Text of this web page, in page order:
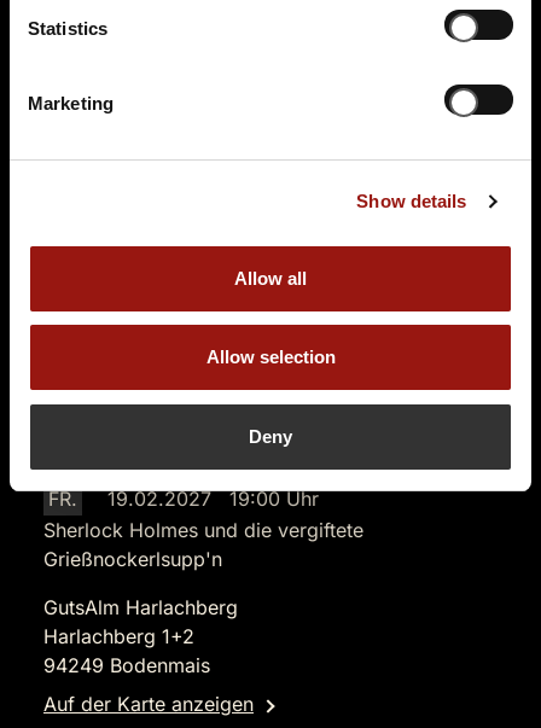
Statistics
Marketing
Show details
Allow all
Allow selection
Deny
GutsAlm Harlachberg
FR.
19.02.2027 19:00 Uhr
Sherlock Holmes und die vergiftete
Grießnockerlsupp'n
GutsAlm Harlachberg
Harlachberg 1+2
94249 Bodenmais
Auf der Karte anzeigen